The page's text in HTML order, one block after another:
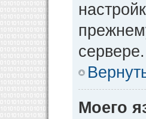
Моего